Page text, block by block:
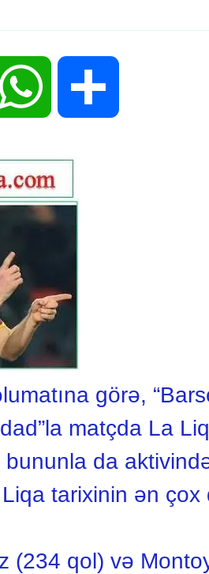
WhatsApp
görə,
matçda La
bununla da
tarixinin ən çox
(234 qol) və